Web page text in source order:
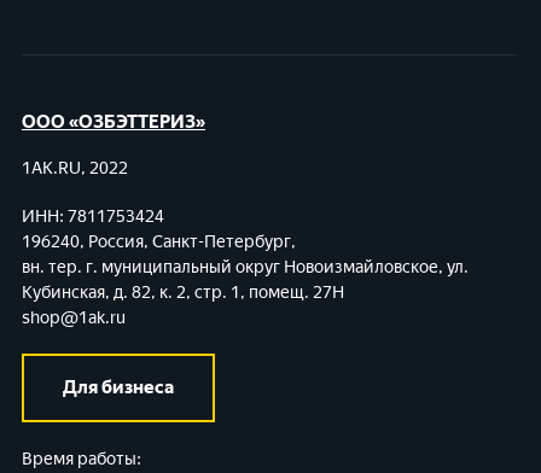
ООО «ОЗБЭТТЕРИЗ»
1AK.RU, 2022
ИНН: 7811753424
196240, Россия, Санкт-Петербург,
вн. тер. г. муниципальный округ Новоизмайловское, ул.
Кубинская, д. 82, к. 2, стр. 1, помещ. 27Н
shop@1ak.ru
Для бизнеса
Время работы: